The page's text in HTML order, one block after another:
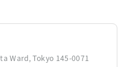
Ward, Tokyo 145-0071